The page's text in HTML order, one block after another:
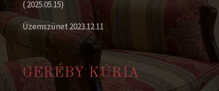
( 2025.05.15)
Üzemszünet 2023.12.11
GERÉBY KÚRIA